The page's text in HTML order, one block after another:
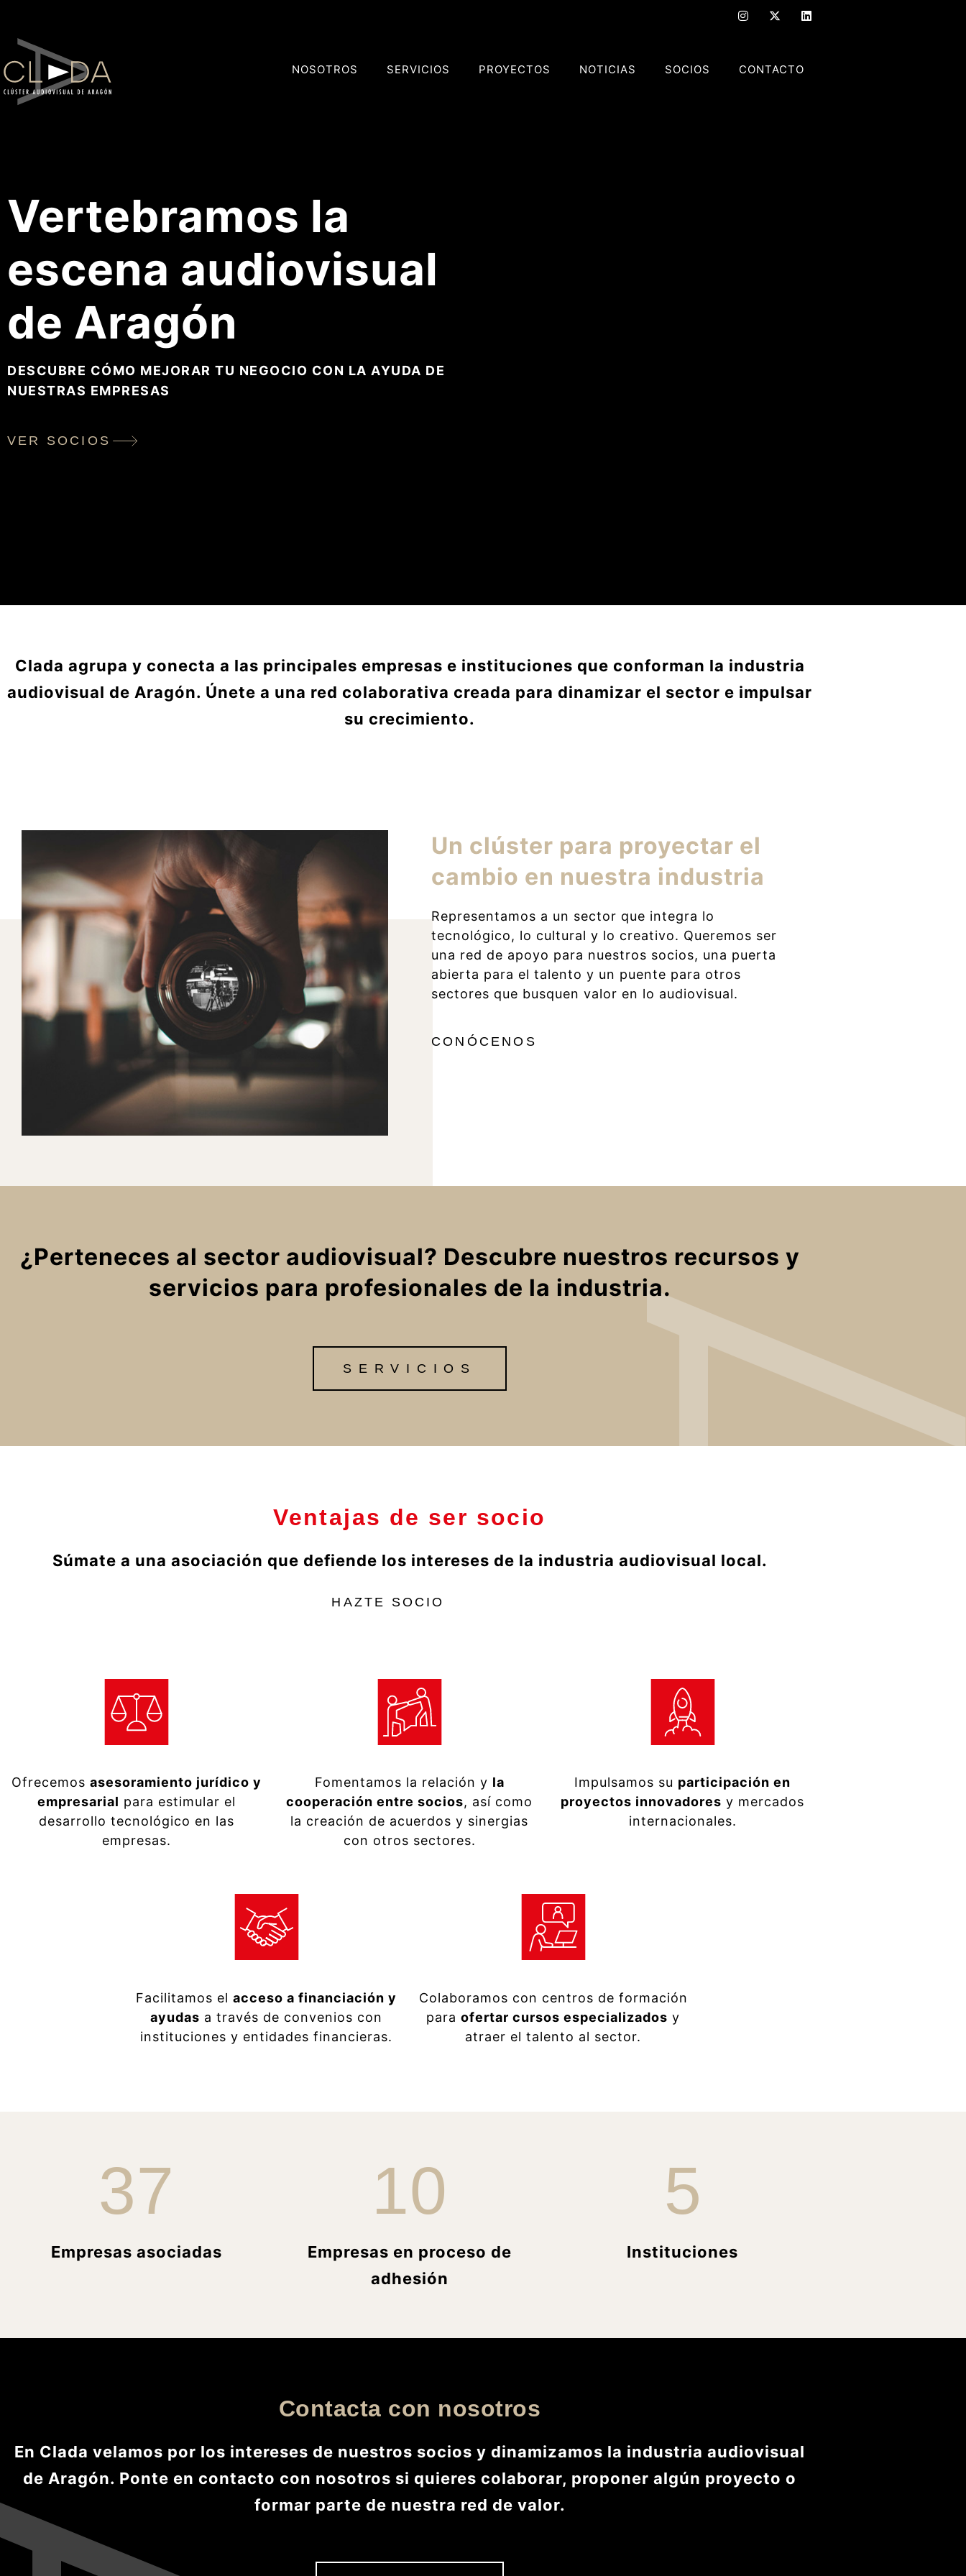
NOSOTROS SERVICIOS PROYECTOS NOTICIAS SOCIOS CONTACTO
Vertebramos la
escena audiovisual
de Aragón
DESCUBRE CÓMO MEJORAR TU NEGOCIO CON LA AYUDA DE
NUESTRAS EMPRESAS
VER SOCIOS
Clada agrupa y conecta a las principales empresas e instituciones que conforman la industria
audiovisual de Aragón. Únete a una red colaborativa creada para dinamizar el sector e impulsar
su crecimiento.
Un clúster para proyectar el
cambio en nuestra industria
Representamos a un sector que integra lo
tecnológico, lo cultural y lo creativo. Queremos ser
una red de apoyo para nuestros socios, una puerta
abierta para el talento y un puente para otros
sectores que busquen valor en lo audiovisual.
CONÓCENOS
¿Perteneces al sector audiovisual? Descubre nuestros recursos y
servicios para profesionales de la industria.
SERVICIOS
Ventajas de ser socio
Súmate a una asociación que defiende los intereses de la industria audiovisual local.
HAZTE SOCIO
Ofrecemos asesoramiento jurídico y
empresarial para estimular el
desarrollo tecnológico en las
empresas.
Fomentamos la relación y la
cooperación entre socios, así como
la creación de acuerdos y sinergias
con otros sectores.
Impulsamos su participación en
proyectos innovadores y mercados
internacionales.
Facilitamos el acceso a financiación y
ayudas a través de convenios con
instituciones y entidades financieras.
Colaboramos con centros de formación
para ofertar cursos especializados y
atraer el talento al sector.
37
Empresas asociadas
10
Empresas en proceso de
adhesión
5
Instituciones
Contacta con nosotros
En Clada velamos por los intereses de nuestros socios y dinamizamos la industria audiovisual
de Aragón. Ponte en contacto con nosotros si quieres colaborar, proponer algún proyecto o
formar parte de nuestra red de valor.